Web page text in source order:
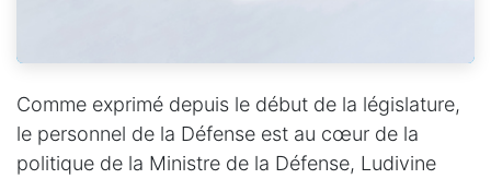
Comme exprimé depuis le début de la législature,
le personnel de la Défense est au cœur de la
politique de la Ministre de la Défense, Ludivine